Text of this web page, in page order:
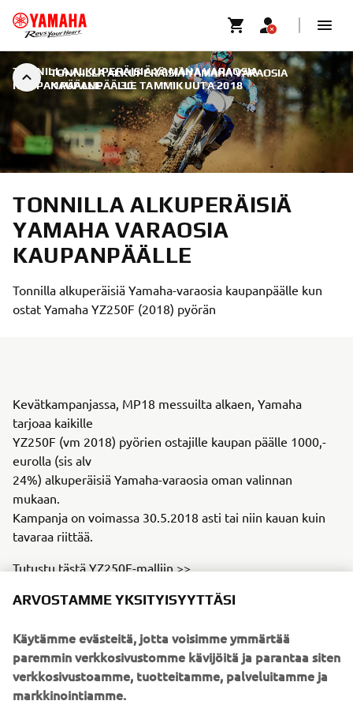
TONNILLA ALKUPERÄISIÄ YAMAHA VARAOSIA
KAUPANPÄÄLLE
TONNILLA ALKUPERÄISIÄ YAMAHA VARAOSIA
KAUPANPÄÄLLE | 30. TAMMIKUUTA 2018
TONNILLA ALKUPERÄISIÄ
YAMAHA VARAOSIA
KAUPANPÄÄLLE
Tonnilla alkuperäisiä Yamaha-varaosia kaupanpäälle kun
ostat Yamaha YZ250F (2018) pyörän
Kevätkampanjassa, MP18 messuilta alkaen, Yamaha
tarjoaa kaikille
YZ250F (vm 2018) pyörien ostajille kaupan päälle 1000,-
eurolla (sis alv
24%) alkuperäisiä Yamaha-varaosia oman valinnan
mukaan.
Kampanja on voimassa 30.5.2018 asti tai niin kauan kuin
tavaraa riittää.
Tutustu tästä YZ250F-malliin >>
ARVOSTAMME YKSITYISYYTTÄSI
Käytämme evästeitä, jotta voisimme ymmärtää
paremmin verkkosivustomme kävijöitä ja parantaa siten
verkkosivustoamme, tuotteitamme, palveluitamme ja
markkinointiamme.